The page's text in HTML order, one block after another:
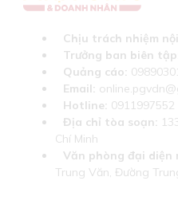
Chịu trách nhiệm
Trưởng ban biên tập:
Quảng cáo:
Email:
Hotline: 0911997552
Địa chỉ tòa soạn:
Chí Minh
Văn phòng đại diện
Trung Văn, Đường